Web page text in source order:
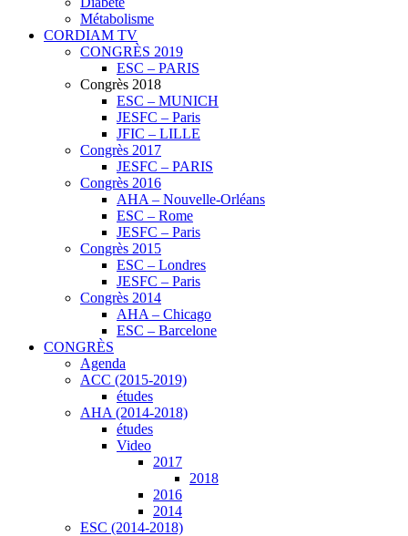
Métabolisme
CORDIAM TV
CONGRÈS 2019
ESC – PARIS
Congrès 2018
ESC – MUNICH
JESFC – Paris
JFIC – LILLE
Congrès 2017
JESFC – PARIS
Congrès 2016
AHA – Nouvelle-Orléans
ESC – Rome
JESFC – Paris
Congrès 2015
ESC – Londres
JESFC – Paris
Congrès 2014
AHA – Chicago
ESC – Barcelone
CONGRÈS
Agenda
ACC (2015-2019)
études
AHA (2014-2018)
études
Video
2017
2018
2016
2014
ESC (2014-2018)